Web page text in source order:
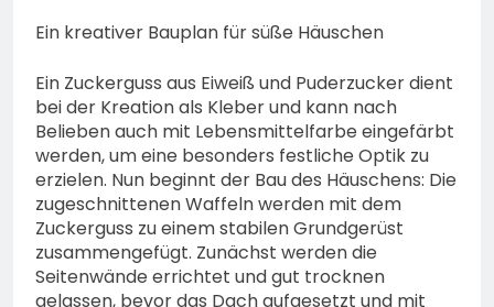
Ein kreativer Bauplan für süße Häuschen
Ein Zuckerguss aus Eiweiß und Puderzucker dient
bei der Kreation als Kleber und kann nach
Belieben auch mit Lebensmittelfarbe eingefärbt
werden, um eine besonders festliche Optik zu
erzielen. Nun beginnt der Bau des Häuschens: Die
zugeschnittenen Waffeln werden mit dem
Zuckerguss zu einem stabilen Grundgerüst
zusammengefügt. Zunächst werden die
Seitenwände errichtet und gut trocknen
gelassen, bevor das Dach aufgesetzt und mit